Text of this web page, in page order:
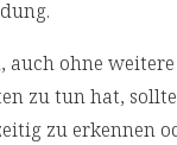
auch ohne
zu tun hat,
zu erkennen